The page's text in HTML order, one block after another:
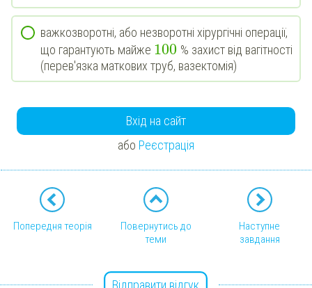
важкозворотні, або незворотні хірургічні операції,
що гарантують майже 100 % захист від вагітності
(перев'язка маткових труб, вазектомія)
Вхід на сайт
або Реєстрація
Попередня теорія
Повернутись до
теми
Наступне
завдання
Відправити відгук